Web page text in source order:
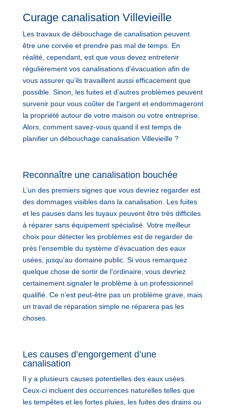
Curage canalisation Villevieille
Les travaux de débouchage de canalisation peuvent
être une corvée et prendre pas mal de temps. En
réalité, cependant, est que vous devez entretenir
régulièrement vos canalisations d’évacuation afin de
vous assurer qu’ils travaillent aussi efficacement que
possible. Sinon, les fuites et d’autres problèmes peuvent
survenir pour vous coûter de l’argent et endommageront
la propriété autour de votre maison ou votre entreprise.
Alors, comment savez-vous quand il est temps de
planifier un débouchage canalisation Villevieille ?
Reconnaître une canalisation bouchée
L’un des premiers signes que vous devriez regarder est
des dommages visibles dans la canalisation. Les fuites
et les pauses dans les tuyaux peuvent être très difficiles
à réparer sans équipement spécialisé. Votre meilleur
choix pour détecter les problèmes est de regarder de
près l’ensemble du système d’évacuation des eaux
usées, jusqu’au domaine public. Si vous remarquez
quelque chose de sortir de l’ordinaire, vous devriez
certainement signaler le problème à un professionnel
qualifié. Ce n’est peut-être pas un problème grave, mais
un travail de réparation simple ne réparera pas les
choses.
Les causes d’engorgement d’une
canalisation
Il y a plusieurs causes potentielles des eaux usées.
Ceux-ci incluent des occurrences naturelles telles que
les tempêtes et les fortes pluies, les fuites des drains ou